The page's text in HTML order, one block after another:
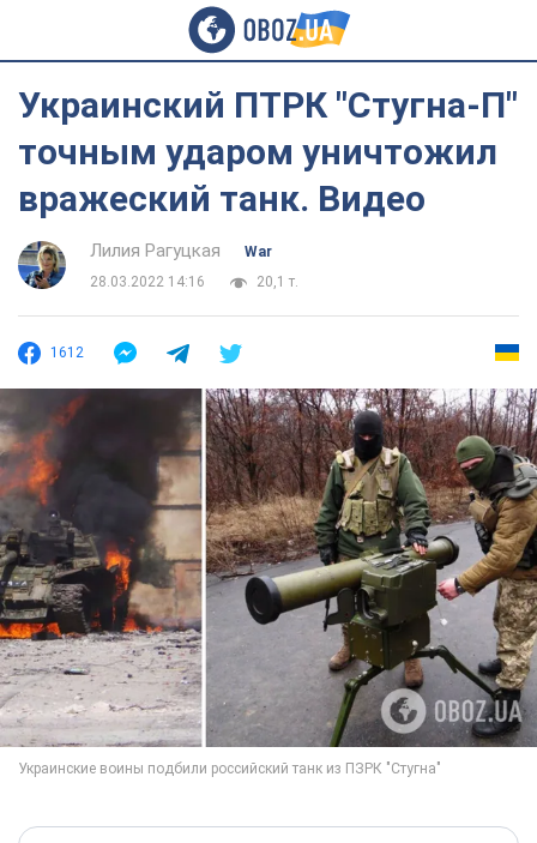
Украинский ПТРК "Стугна-П"
точным ударом уничтожил
вражеский танк. Видео
Лилия Рагуцкая
War
28.03.2022 14:16
20,1 т.
1612